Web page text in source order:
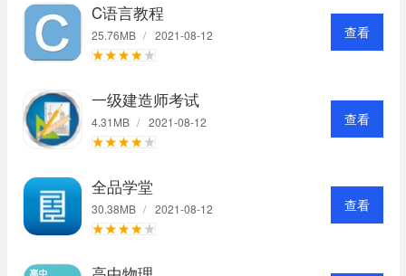
C语言教程
25.76MB / 2021-08-12 查看
一级建造师考试
4.31MB / 2021-08-12 查看
全品学堂
30.38MB / 2021-08-12 查看